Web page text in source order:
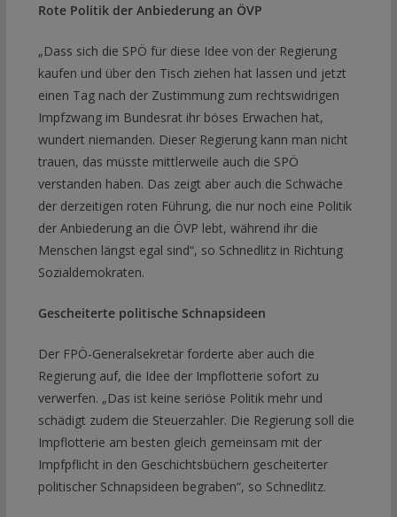
Rote Politik der Anbiederung an ÖVP
„Dass sich die SPÖ für diese Idee von der Regierung
kaufen und über den Tisch ziehen hat lassen und jetzt
einen Tag nach der Zustimmung zum rechtswidrigen
Impfzwang im Bundesrat ihr böses Erwachen hat,
wundert niemanden. Dieser Regierung kann man nicht
trauen, das müsste mittlerweile auch die SPÖ
verstanden haben. Das zeigt aber auch die Schwäche
der derzeitigen roten Führung, die nur noch eine Politik
der Anbiederung an die ÖVP lebt, während ihr die
Menschen längst egal sind“, so Schnedlitz in Richtung
Sozialdemokraten.
Gescheiterte politische Schnapsideen
Der FPÖ-Generalsekretär forderte aber auch die
Regierung auf, die Idee der Impflotterie sofort zu
verwerfen. „Das ist keine seriöse Politik mehr und
schädigt zudem die Steuerzahler. Die Regierung soll die
Impflotterie am besten gleich gemeinsam mit der
Impfpflicht in den Geschichtsbüchern gescheiterter
politischer Schnapsideen begraben“, so Schnedlitz.